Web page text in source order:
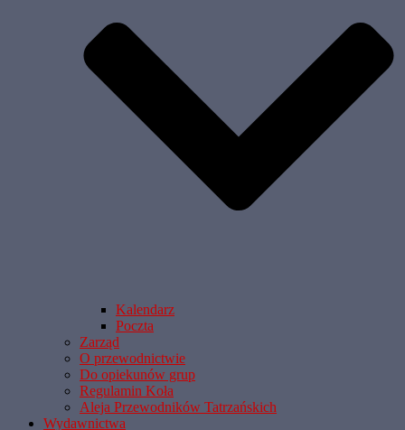
Kalendarz
Poczta
Zarząd
O przewodnictwie
Do opiekunów grup
Regulamin Koła
Aleja Przewodników Tatrzańskich
Wydawnictwa